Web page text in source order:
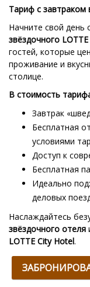
Тариф с завтраком
Начните свой день
звёздочного
гостей, которые
проживание и
столице.
В стоимость
Завтрак
Бесплатная
условиями
Доступ к
Бесплатная
Идеально
деловых
Наслаждайтесь
звёздочного отеля
LOTTE City Hotel.